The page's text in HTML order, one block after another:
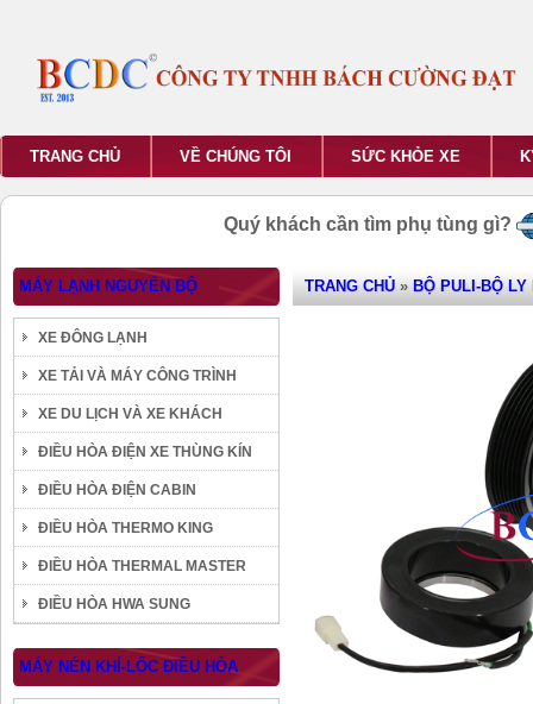
TRANG CHỦ VỀ CHÚNG TÔI SỨC KHỎE XE
Quý khách cần tìm phụ tùng gì?
MÁY LẠNH NGUYÊN BỘ
XE ĐÔNG LẠNH
XE TẢI VÀ MÁY CÔNG TRÌNH
XE DU LỊCH VÀ XE KHÁCH
ĐIỀU HÒA ĐIỆN XE THÙNG KÍN
ĐIỀU HÒA ĐIỆN CABIN
ĐIỀU HÒA THERMO KING
ĐIỀU HÒA THERMAL MASTER
ĐIỀU HÒA HWA SUNG
MÁY NÉN KHÍ-LỐC ĐIỀU HÒA
TRANG CHỦ » BỘ PULI-BỘ